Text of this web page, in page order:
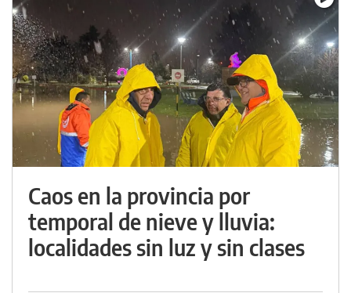
Caos en la provincia por
temporal de nieve y lluvia:
localidades sin luz y sin clases